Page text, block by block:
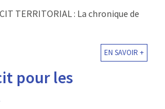
TERRITORIAL : La chronique de
EN SAVOIR +
pour les